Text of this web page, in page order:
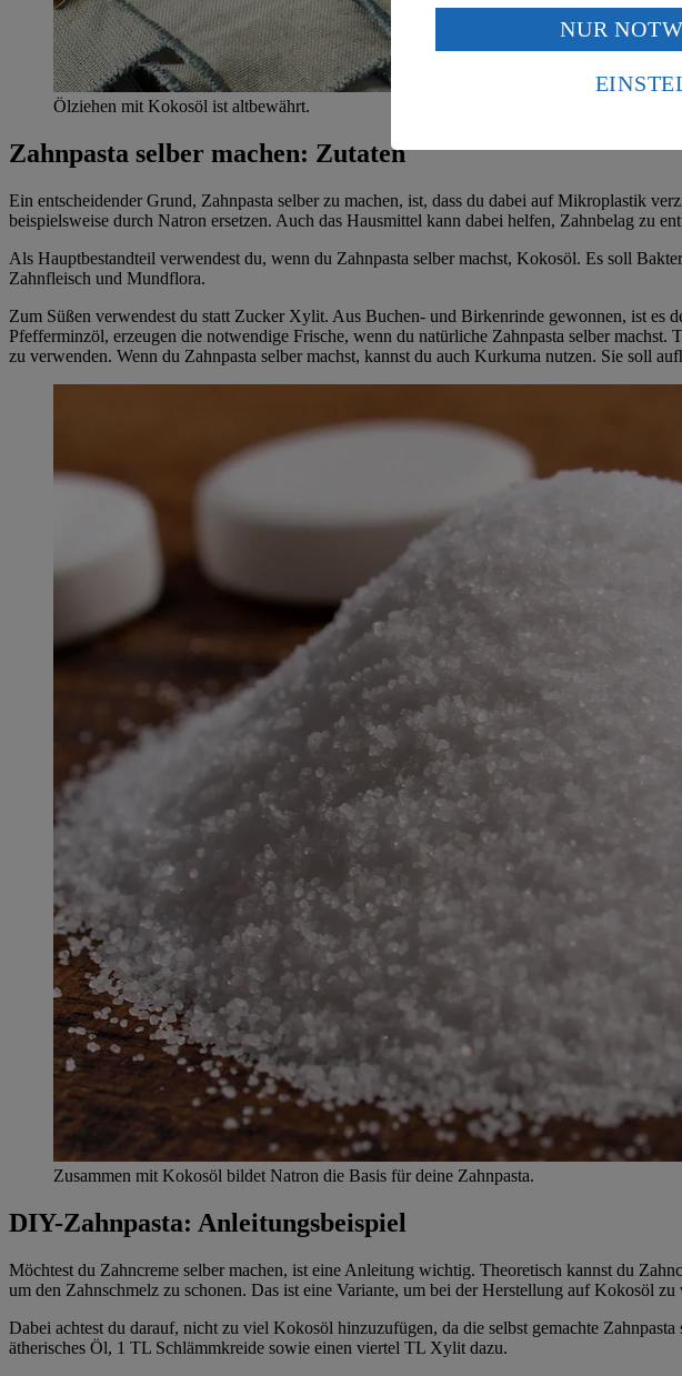
Ölziehen mit Kokosöl ist altbewährt.
Zahnpasta selber machen: Zutaten
Ein entscheidender Grund, Zahnpasta selber zu machen, ist, dass du dabei auf Mikroplastik
beispielsweise durch Natron ersetzen. Auch das Hausmittel kann dabei helfen, Zahnbelag zu
Als Hauptbestandteil verwendest du, wenn du Zahnpasta selber machst, Kokosöl. Es soll
Zahnfleisch und Mundflora.
Zum Süßen verwendest du statt Zucker Xylit. Aus Buchen- und Birkenrinde gewonnen, ist es
Pfefferminzöl, erzeugen die notwendige Frische, wenn du natürliche Zahnpasta selber
zu verwenden. Wenn du Zahnpasta selber machst, kannst du auch Kurkuma nutzen. Sie soll
Zusammen mit Kokosöl bildet Natron die Basis für deine Zahnpasta.
DIY-Zahnpasta: Anleitungsbeispiel
Möchtest du Zahncreme selber machen, ist eine Anleitung wichtig. Theoretisch kannst du
um den Zahnschmelz zu schonen. Das ist eine Variante, um bei der Herstellung auf Kokosöl
Dabei achtest du darauf, nicht zu viel Kokosöl hinzuzufügen, da die selbst gemachte
ätherisches Öl, 1 TL Schlämmkreide sowie einen viertel TL Xylit dazu.
Wenn du auf „Aktivieren“ klickst,
ein, dass deine Daten in den USA
einem nach europäischen
Risiko eines Zugriffs durch US-
NUR